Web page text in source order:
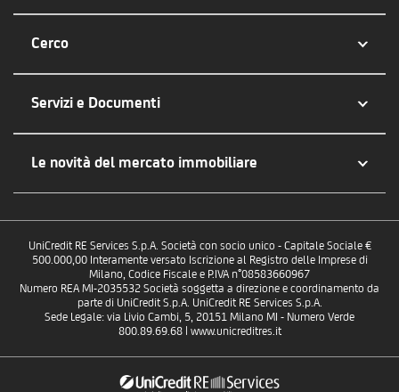
Cerco
Servizi e Documenti
Le novità del mercato immobiliare
UniCredit RE Services S.p.A. Società con socio unico - Capitale Sociale €
500.000,00 Interamente versato Iscrizione al Registro delle Imprese di
Milano, Codice Fiscale e P.IVA n°08583660967
Numero REA MI-2035532 Società soggetta a direzione e coordinamento da
parte di UniCredit S.p.A. UniCredit RE Services S.p.A.
Sede Legale: via Livio Cambi, 5, 20151 Milano MI - Numero Verde
800.89.69.68 | www.unicreditres.it